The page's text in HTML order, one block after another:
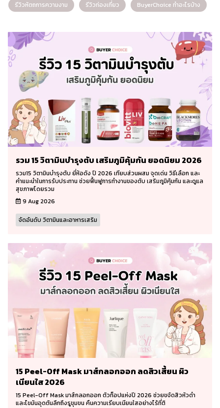
รีวิวหัตถการความงาม รีวิวท่องเที่ยว BuyerChoice ทำอะไรบ้าง
รวม 15 วิตามินบำรุงตับ เสริมภูมิคุ้มกัน ยอดนิยม 2026
รวม15 วิตามินบำรุงตับ ยี่ห้อดัง ปี 2026 เทียบส่วนผสม จุดเด่น วิธีเลือก และ
คำแนะนำในการรับประทาน ช่วยฟื้นฟูการทำงานของตับ เสริมภูมิคุ้มกัน และดูแล
สุขภาพโดยรวม
9 Aug 2026
จัดอันดับ วิตามินและอาหารเสริม
15 Peel-Off Mask มาส์กลอกออก ลดสิวเสี้ยน ผิว
เนียนใส 2026
15 Peel-Off Mask มาส์กลอกออก ตัวท็อปแห่งปี 2026 ช่วยขจัดสิวหัวดำ
และไขมันอุดตันลึกถึงรูขุมขน คืนความเรียบเนียนใสอย่างไร้ที่ติ